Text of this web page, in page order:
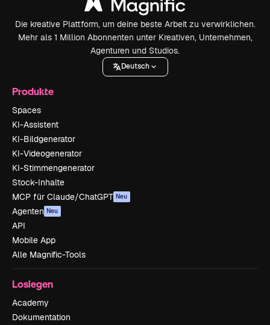
Die kreative Plattform, um deine beste Arbeit zu verwirklichen.
Mehr als 1 Million Abonnenten unter Kreativen, Unternehmen,
Agenturen und Studios.
Deutsch
Produkte
Spaces
KI-Assistent
KI-Bildgenerator
KI-Videogenerator
KI-Stimmengenerator
Stock-Inhalte
MCP für Claude/ChatGPT Neu
Agenten Neu
API
Mobile App
Alle Magnific-Tools
Loslegen
Academy
Dokumentation